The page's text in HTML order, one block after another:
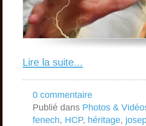
Lire la suite...
0 commentaire
Publié dans Photos &
fenech, HCP, héritage,